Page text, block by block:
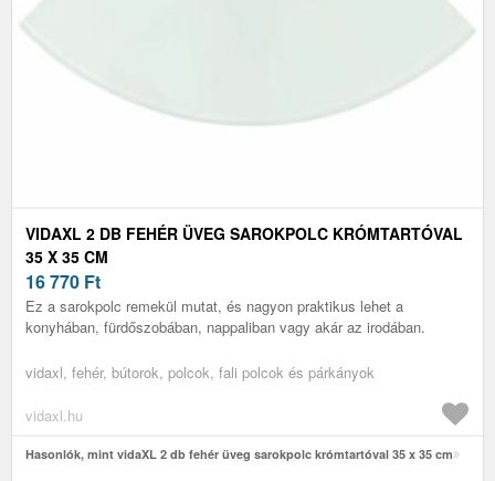
VIDAXL 2 DB FEHÉR ÜVEG SAROKPOLC KRÓMTARTÓVAL
35 X 35 CM
16 770 Ft
Ez a sarokpolc remekül mutat, és nagyon praktikus lehet a
konyhában, fürdőszobában, nappaliban vagy akár az irodában.
vidaxl, fehér, bútorok, polcok, fali polcok és párkányok
vidaxl.hu
Hasonlók, mint vidaXL 2 db fehér üveg sarokpolc krómtartóval 35 x 35 cm